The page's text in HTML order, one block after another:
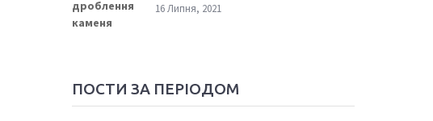
16 Липня, 2021
ПОСТИ ЗА ПЕРІОДОМ